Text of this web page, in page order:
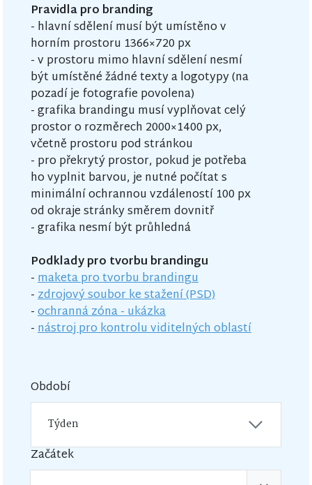
Pravidla pro branding
- hlavní sdělení musí být umístěno v
horním prostoru 1366×720 px
- v prostoru mimo hlavní sdělení nesmí
být umístěné žádné texty a logotypy (na
pozadí je fotografie povolena)
- grafika brandingu musí vyplňovat celý
prostor o rozměrech 2000×1400 px,
včetně prostoru pod stránkou
- pro překrytý prostor, pokud je potřeba
ho vyplnit barvou, je nutné počítat s
minimální ochrannou vzdáleností 100 px
od okraje stránky směrem dovnitř
- grafika nesmí být průhledná
Podklady pro tvorbu brandingu
-maketa pro tvorbu brandingu
-zdrojový soubor ke stažení (PSD)
-ochranná zóna - ukázka
-nástroj pro kontrolu viditelných oblastí
Období
Začátek